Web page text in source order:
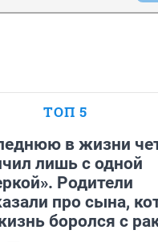
ТОП 5
в жизни
лишь с одной
Родители
про сына,
боролся с